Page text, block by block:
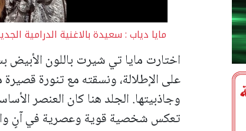
مايا دياب : سعيدة بالاغنية الدرامية
اختارت مايا تي شيرت باللون الأبيض
على الإطلالة، ونسقته مع تنورة
وجاذبيتها. الجلد هنا كان العنصر
تعكس شخصية قوية وعصرية في آنٍ